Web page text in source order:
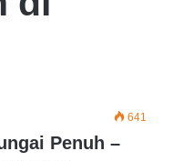
641
Penuh –